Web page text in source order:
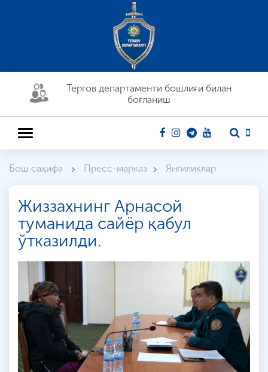
Тергов департaменти бошлиғи билан
боғланиш
Бош саҳифа Пресс-марказ Янгиликлар
Жиззахнинг Арнасой
туманида сайёр қабул
ўтказилди.